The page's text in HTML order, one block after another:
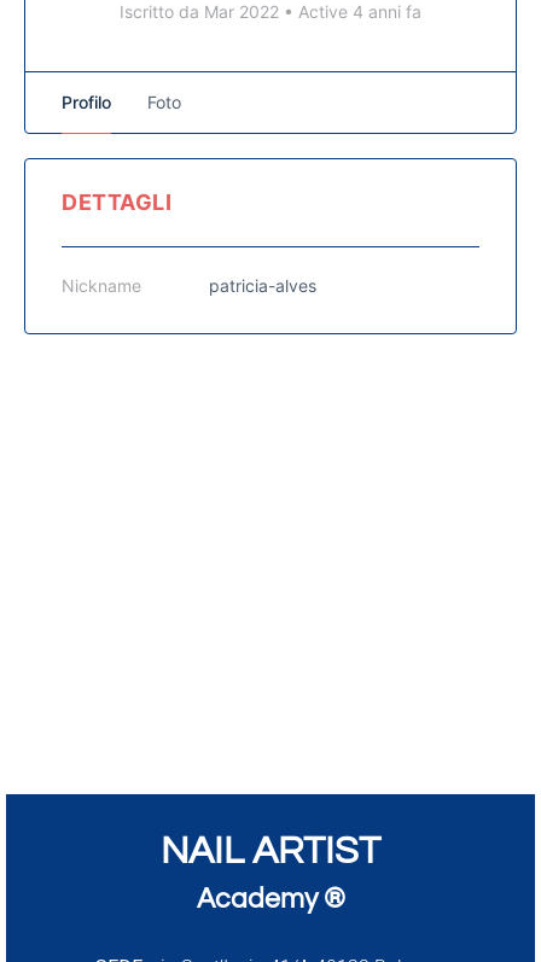
Iscritto da Mar 2022 • Active 4 anni fa
Profilo Foto
DETTAGLI
Nickname patricia-alves
NAIL ARTIST
Academy ®